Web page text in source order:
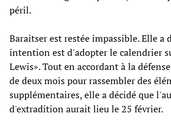
péril.
Baraitser est restée impassible. Elle a
intention est d'adopter le calendrier
Lewis». Tout en accordant à la
de deux mois pour rassembler des
supplémentaires, elle a décidé que
d'extradition aurait lieu le 25 février.